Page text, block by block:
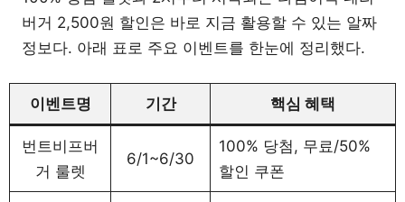
버거 2,500원 할인은 바로 지금 활용할 수 있는 알짜
정보다. 아래 표로 주요 이벤트를 한눈에 정리했다.
이벤트명 기간 핵심 혜택
번트비프버
거 룰렛
6/1~6/30
100% 당첨, 무료/50%
할인 쿠폰